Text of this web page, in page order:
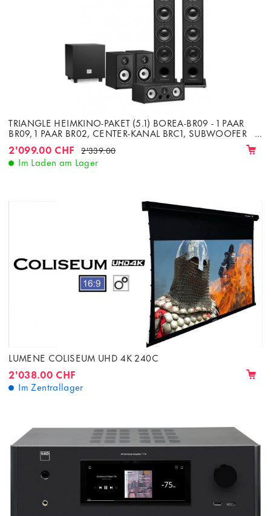
TRIANGLE HEIMKINO-PAKET (5.1) BOREA-BR09 - 1 PAAR
BR09, 1 PAAR BR02, CENTER-KANAL BRC1, SUBWOOFER
TALES 340
2'099.00 CHF 2'339.00
Im Laden am Lager
LUMENE COLISEUM UHD 4K 240C
2'038.00 CHF
Im Zentrallager